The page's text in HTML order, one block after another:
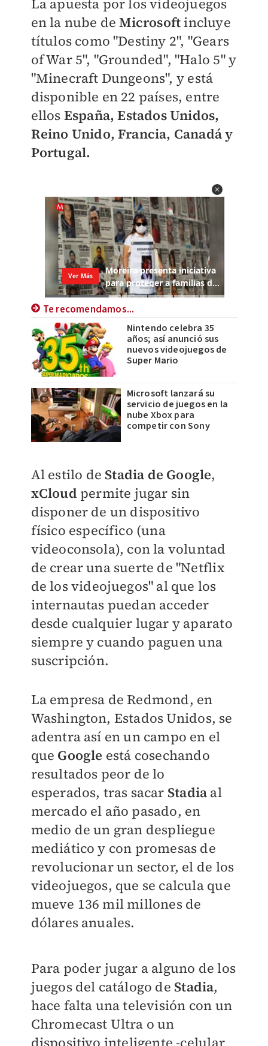
La apuesta por los videojuegos
en la nube deMicrosoftincluye
títulos como "Destiny 2", "Gears
of War 5", "Grounded", "Halo 5" y
"Minecraft Dungeons", y está
disponible en 22 países, entre
ellos España, Estados Unidos,
Reino Unido, Francia, Canadá y
Portugal.
Te recomendamos...
Nintendo celebra 35
años; así anunció sus
nuevos videojuegos de
Super Mario
Microsoft lanzará su
servicio de juegos en la
nube Xbox para
competir con Sony
Al estilo de Stadia de Google,
xCloud permite jugar sin
disponer de un dispositivo
físico específico (una
videoconsola), con la voluntad
de crear una suerte de "Netflix
de los videojuegos" al que los
internautas puedan acceder
desde cualquier lugar y aparato
siempre y cuando paguen una
suscripción.
La empresa de Redmond, en
Washington, Estados Unidos, se
adentra así en un campo en el
que Google está cosechando
resultados peor de lo
esperados, tras sacar Stadia al
mercado el año pasado, en
medio de un gran despliegue
mediático y con promesas de
revolucionar un sector, el de los
videojuegos, que se calcula que
mueve 136 mil millones de
dólares anuales.
Para poder jugar a alguno de los
juegos del catálogo de Stadia,
hace falta una televisión con un
Chromecast Ultra o un